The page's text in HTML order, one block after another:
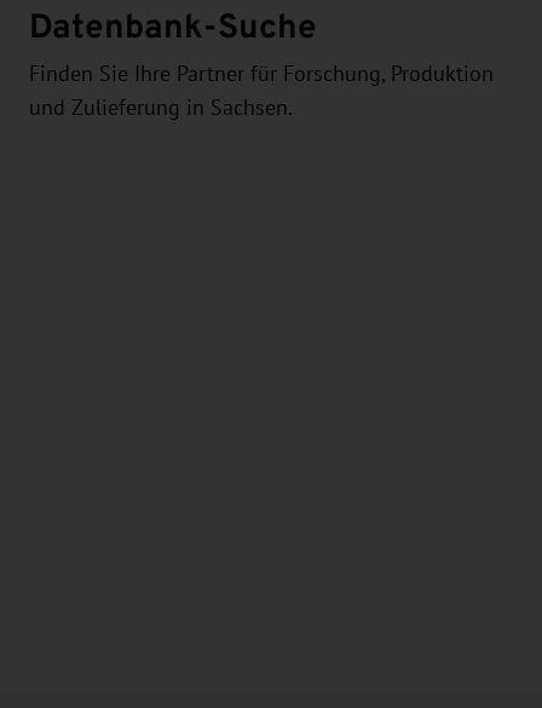
Datenbank-Suche
Finden Sie Ihre Partner für Forschung, Produktion
und Zulieferung in Sachsen.